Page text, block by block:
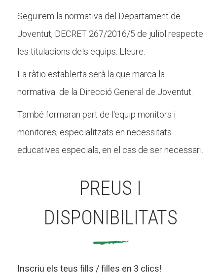
Seguirem la normativa del Departament de
Joventut, DECRET 267/2016/5 de juliol respecte
les titulacions dels equips. Lleure.
La ràtio establerta serà la que marca la
normativa de la Direcció General de Joventut.
També formaran part de l'equip monitors i
monitores, especialitzats en necessitats
educatives especials, en el cas de ser necessari.
PREUS I
DISPONIBILITATS
Inscriu els teus fills / filles en 3 clics!